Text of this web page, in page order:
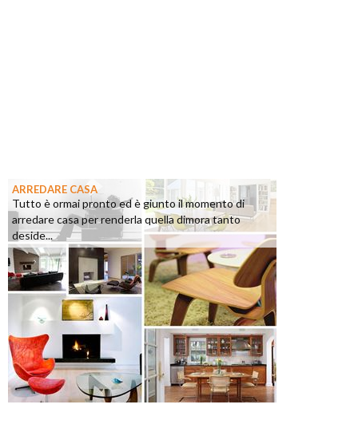
ARREDARE CASA
Tutto è ormai pronto ed è giunto il momento di
arredare casa per renderla quella dimora tanto
deside...